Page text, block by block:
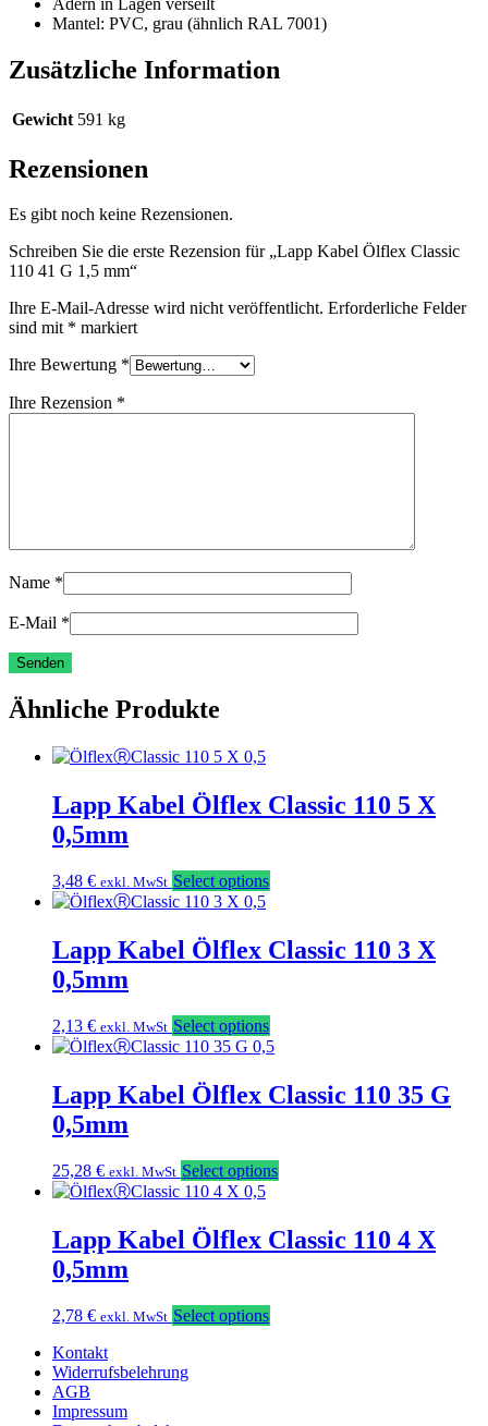
Mantel: PVC, grau (ähnlich RAL 7001)
Zusätzliche Information
Gewicht 591 kg
Rezensionen
Es gibt noch keine Rezensionen.
Schreiben Sie die erste Rezension für „Lapp Kabel Ölflex Classic
110 41 G 1,5 mm“
Ihre E-Mail-Adresse wird nicht veröffentlicht. Erforderliche Felder
sind mit * markiert
Ihre Bewertung *
Ihre Rezension *
Name *
E-Mail *
Ähnliche Produkte
Lapp Kabel Ölflex Classic 110 5 X
0,5mm
3,48 € exkl. MwSt Select options
Lapp Kabel Ölflex Classic 110 3 X
0,5mm
2,13 € exkl. MwSt Select options
Lapp Kabel Ölflex Classic 110 35 G
0,5mm
25,28 € exkl. MwSt Select options
Lapp Kabel Ölflex Classic 110 4 X
0,5mm
2,78 € exkl. MwSt Select options
Kontakt
Widerrufsbelehrung
AGB
Impressum